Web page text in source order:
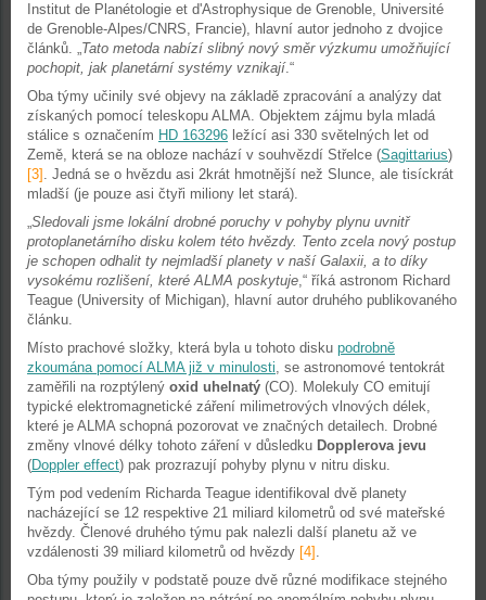
Institut de Planétologie et d'Astrophysique de Grenoble, Université
de Grenoble-Alpes/CNRS, Francie), hlavní autor jednoho z dvojice
článků. „Tato metoda nabízí slibný nový směr výzkumu umožňující
pochopit, jak planetární systémy vznikají.“
Oba týmy učinily své objevy na základě zpracování a analýzy dat
získaných pomocí teleskopu ALMA. Objektem zájmu byla mladá
stálice s označením HD 163296 ležící asi 330 světelných let od
Země, která se na obloze nachází v souhvězdí Střelce (Sagittarius)
[3] . Jedná se o hvězdu asi 2krát hmotnější než Slunce, ale tisíckrát
mladší (je pouze asi čtyři miliony let stará).
„Sledovali jsme lokální drobné poruchy v pohyby plynu uvnitř
protoplanetárního disku kolem této hvězdy. Tento zcela nový postup
je schopen odhalit ty nejmladší planety v naší Galaxii, a to díky
vysokému rozlišení, které ALMA poskytuje,“ říká astronom Richard
Teague (University of Michigan), hlavní autor druhého publikovaného
článku.
Místo prachové složky, která byla u tohoto disku podrobně
zkoumána pomocí ALMA již v minulosti, se astronomové tentokrát
zaměřili na rozptýlený oxid uhelnatý (CO). Molekuly CO emitují
typické elektromagnetické záření milimetrových vlnových délek,
které je ALMA schopná pozorovat ve značných detailech. Drobné
změny vlnové délky tohoto záření v důsledku Dopplerova jevu
(Doppler effect) pak prozrazují pohyby plynu v nitru disku.
Tým pod vedením Richarda Teague identifikoval dvě planety
nacházející se 12 respektive 21 miliard kilometrů od své mateřské
hvězdy. Členové druhého týmu pak nalezli další planetu až ve
vzdálenosti 39 miliard kilometrů od hvězdy [4] .
Oba týmy použily v podstatě pouze dvě různé modifikace stejného